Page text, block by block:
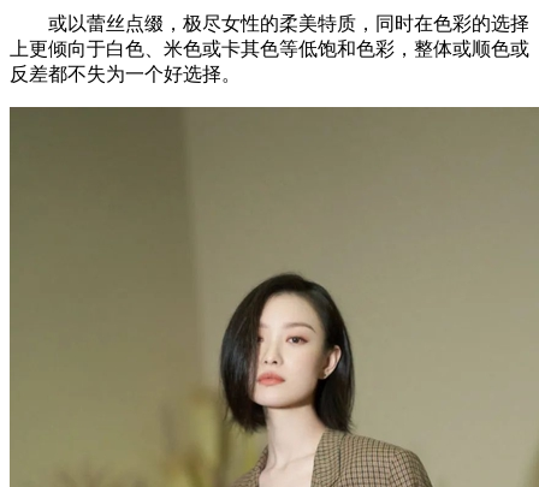
或以蕾丝点缀，极尽女性的柔美特质，同时在色彩的选择
上更倾向于白色、米色或卡其色等低饱和色彩，整体或顺色或
反差都不失为一个好选择。